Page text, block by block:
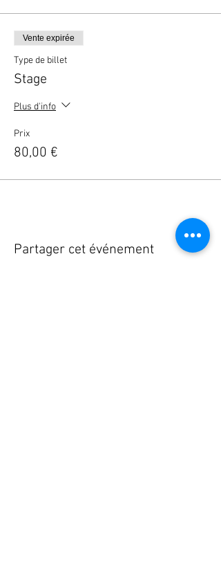
Vente expirée
Type de billet
Stage
Plus d'info
Prix
80,00 €
Partager cet événement